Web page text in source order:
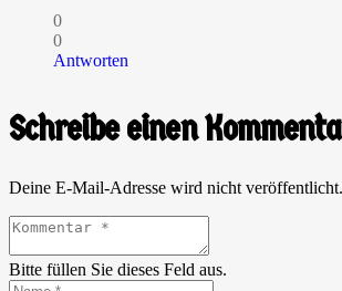
0
0
Antworten
Schreibe einen
Deine E-Mail-Adresse wird nicht veröffentlicht.
Bitte füllen Sie dieses Feld aus.